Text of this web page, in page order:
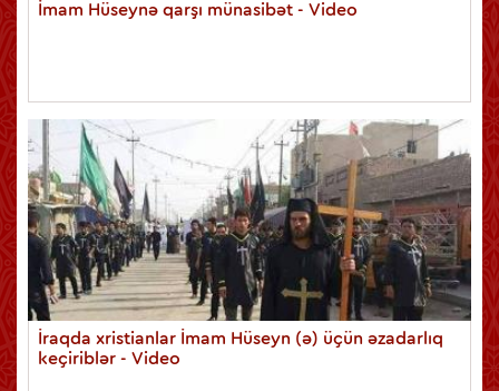
İmam Hüseynə qarşı münasibət - Video
İraqda xristianlar İmam Hüseyn (ə) üçün əzadarlıq
keçiriblər - Video